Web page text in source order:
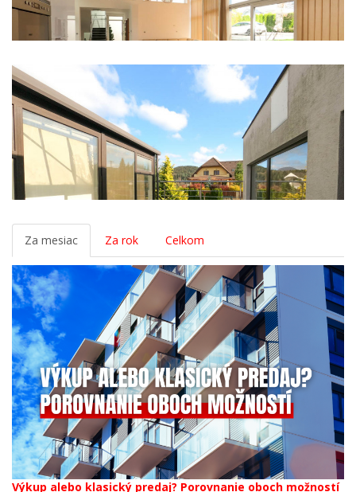
Za mesiac Za rok Celkom
Výkup alebo klasický predaj? Porovnanie oboch možností